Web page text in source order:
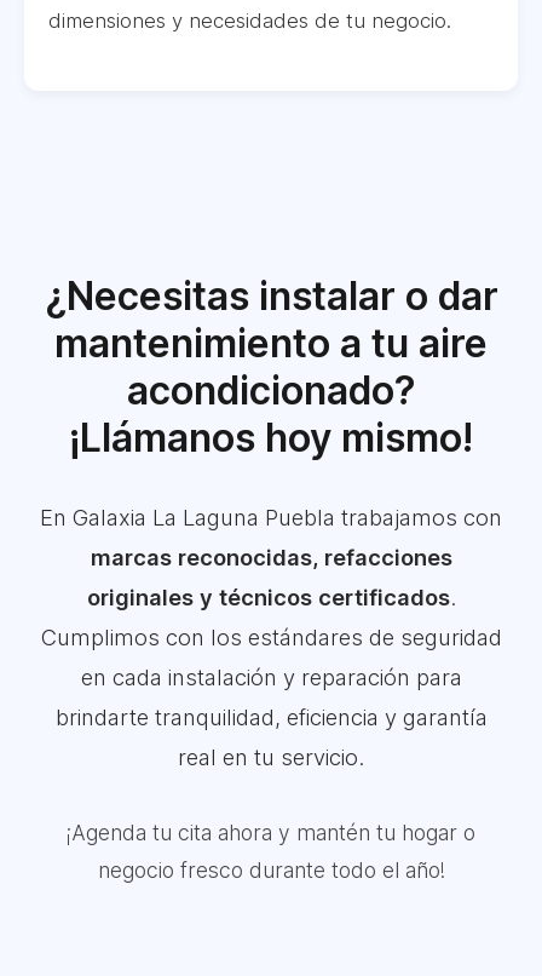
dimensiones y necesidades de tu negocio.
¿Necesitas instalar o dar
mantenimiento a tu aire
acondicionado?
¡Llámanos hoy mismo!
En Galaxia La Laguna Puebla trabajamos con
marcas reconocidas, refacciones
originales y técnicos certificados.
Cumplimos con los estándares de seguridad
en cada instalación y reparación para
brindarte tranquilidad, eficiencia y garantía
real en tu servicio.
¡Agenda tu cita ahora y mantén tu hogar o
negocio fresco durante todo el año!